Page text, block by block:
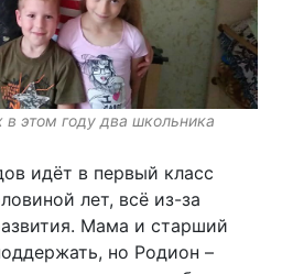
этом году два школьника
идёт в первый класс
лет, всё из-за
Мама и старший
но Родион –